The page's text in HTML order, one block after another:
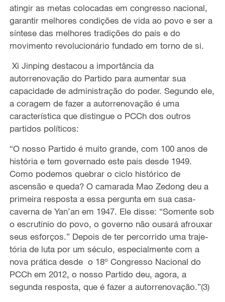
atingir as metas colocadas em congresso nacional,
garantir melhores condições de vida ao povo e ser a
síntese das melhores tradições do país e do
movimento revolucionário fundado em torno de si.
Xi Jinping destacou a importância da
autorrenovação do Partido para aumentar sua
capacidade de administração do poder. Segundo ele,
a coragem de fazer a autorrenovação é uma
característica que distingue o PCCh dos outros
partidos políticos:
“O nosso Partido é muito grande, com 100 anos de
história e tem governado este país desde 1949.
Como podemos quebrar o ciclo histórico de
ascensão e queda? O camarada Mao Zedong deu a
primeira resposta a essa pergunta em sua casa-
caverna de Yan’an em 1947. Ele disse: “Somente sob
o escrutínio do povo, o governo não ousará afrouxar
seus esforços.” Depois de ter percorrido uma traje-
tória de luta por um século, especialmente com a
nova prática desde o 18º Congresso Nacional do
PCCh em 2012, o nosso Partido deu, agora, a
segunda resposta, que é fazer a autorrenovação.”(3)